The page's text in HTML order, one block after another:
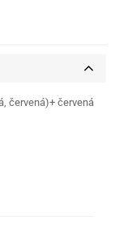
červená)+ červená
CREE XPG LED
světlo: 100%,